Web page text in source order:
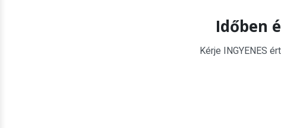
Időben
Kérje INGYENES